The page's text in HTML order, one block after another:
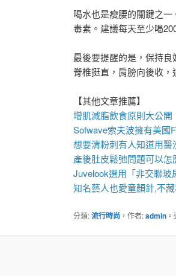
喝水也是瘦腰的關鍵之
毒素。建議每天至少喝
最後要提醒的是，保持
脊椎挺直，肩膀向後收，
【其他文章推薦】
增肌減脂飲食原則大公開
Sofwave索夫波擁有美國
想要清粉刺有人知道用醫
產後肚皮鬆弛問題可以怎
Juvelook選用「非交聯玻
知名藝人也愛童顏針,不
分類:流行時尚 ，作者:admin。